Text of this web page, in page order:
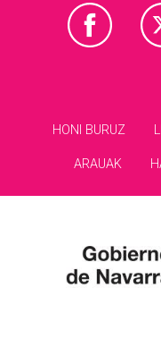
HONI BURUZ
ARAUAK